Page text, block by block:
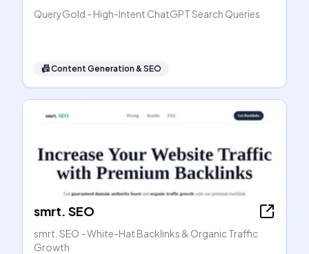
QueryGold - High-Intent ChatGPT Search Queries
📠Content Generation & SEO
smrt. SEO
smrt. SEO - White-Hat Backlinks & Organic Traffic
Growth